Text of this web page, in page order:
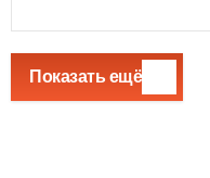
Показать ещё